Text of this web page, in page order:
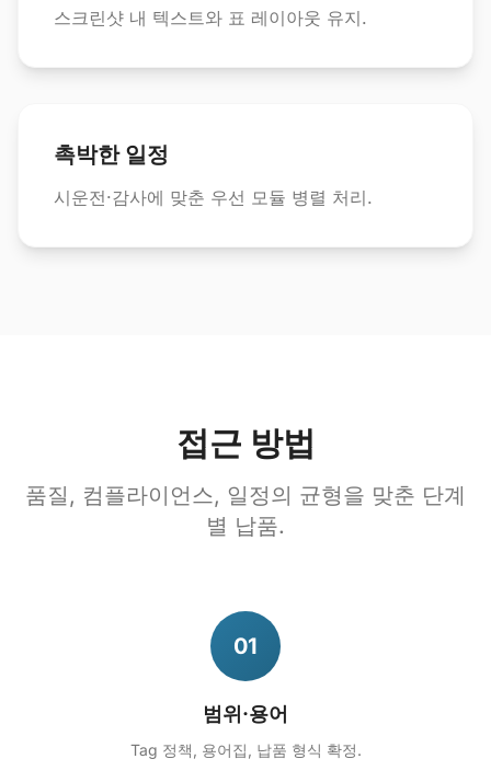
스크린샷 내 텍스트와 표 레이아웃 유지.
촉박한 일정
시운전·감사에 맞춘 우선 모듈 병렬 처리.
접근 방법
품질, 컴플라이언스, 일정의 균형을 맞춘 단계
별 납품.
01
범위·용어
Tag 정책, 용어집, 납품 형식 확정.